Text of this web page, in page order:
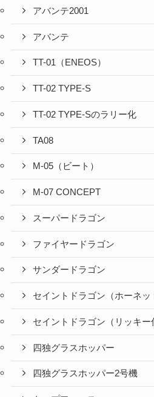
アバンテ2001
アバンテ
TT-01（ENEOS）
TT-02 TYPE-S
TT-02 TYPE-Sのラリー化
TA08
M-05（ビート）
M-07 CONCEPT
スーパードラゴン
ファイヤードラゴン
サンダードラゴン
セイントドラゴン（ホーネッ
セイントドラゴン（リッキー
四独グラスホッパー
四独グラスホッパー2号機